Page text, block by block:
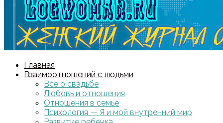
Главная
Взаимоотношений с людьми
Все о свадьбе
Любовь и отношения
Отношения в семье
Психология — Я и мой внутренний мир